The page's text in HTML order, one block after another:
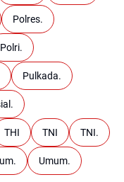
Polres.
Polri.
Pulkada.
THI TNI TNI.
Umum.